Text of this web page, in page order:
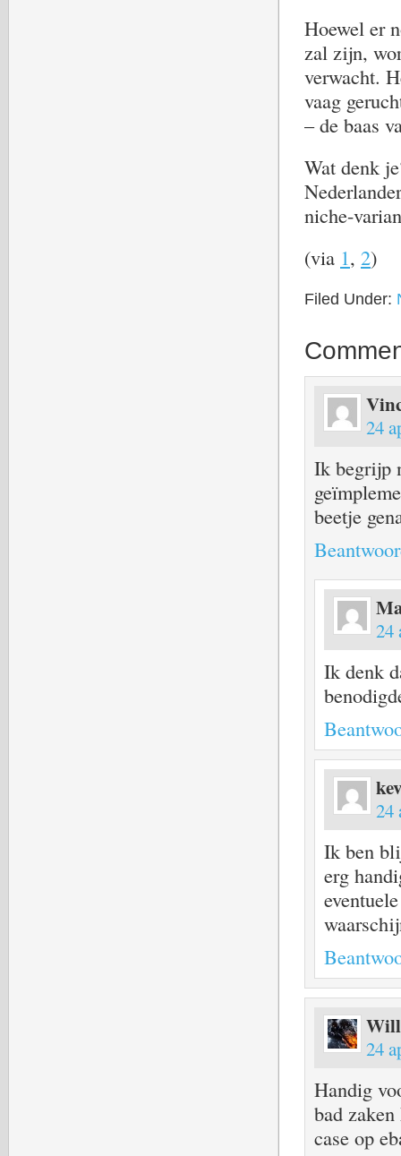
Hoewel er
zal zijn,
verwacht.
vaag
– de baas
Wat denk
niche-
(via 1, 2)
Filed Under:
24
Ik begrijp
beetje
24
Ik denk
24
Ik ben
erg
24
Handig
bad
case op